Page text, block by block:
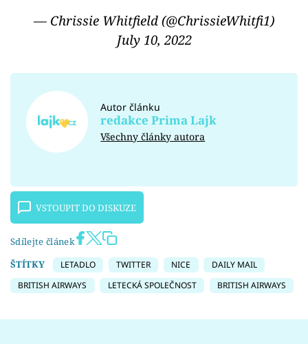
— Chrissie Whitfield (@ChrissieWhitfi1)
July 10, 2022
Autor článku
redakce Prima Lajk
Všechny články autora
VSTOUPIT DO DISKUZE
Sdílejte článek
ŠTÍTKY
LETADLO TWITTER NICE
DAILY MAIL
BRITISH AIRWAYS
LETECKÁ SPOLEČNOST BRITISH AIRWAYS